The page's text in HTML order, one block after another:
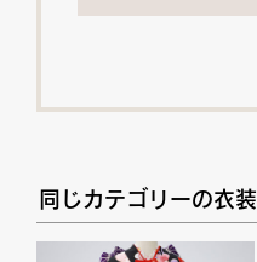
同じカテゴリーの衣装